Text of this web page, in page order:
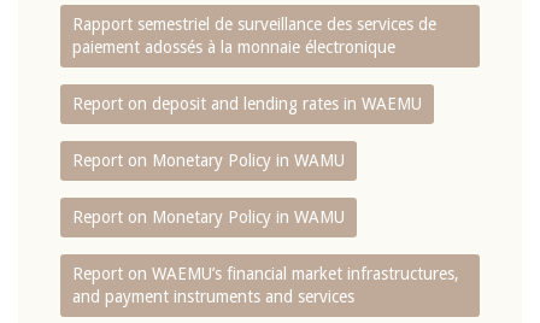
Rapport semestriel de surveillance des services de
paiement adossés à la monnaie électronique
Report on deposit and lending rates in WAEMU
Report on Monetary Policy in WAMU
Report on Monetary Policy in WAMU
Report on WAEMU’s financial market infrastructures,
and payment instruments and services